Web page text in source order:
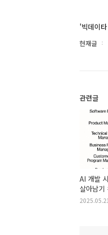
'빅데이
현재글
관련글
AI 개발
살아남기
2025.05.21